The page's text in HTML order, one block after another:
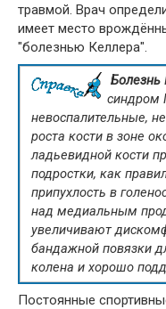
травмой. Врач
имеет место
"болезнью Келлера".
Болезнь
синдром
невоспалительные,
роста кости в зоне
ладьевидной кости
подростки, как
припухлость в
над медиальным
увеличивают
бандажной повязки
колена и хорошо
Постоянные